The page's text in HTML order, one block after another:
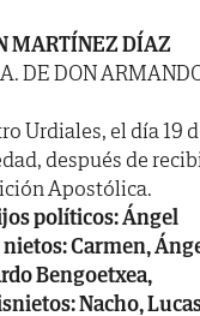
MARTÍNEZ DÍAZ
DE DON
Urdiales, el día 19
después de
Apostólica.
políticos: Ángel
Carmen,
Bengoetxea,
Nacho,